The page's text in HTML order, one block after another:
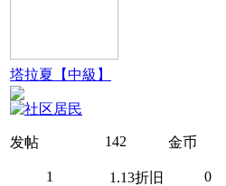
塔拉夏【中級】
发帖 142 金币
1
1.13折旧
0